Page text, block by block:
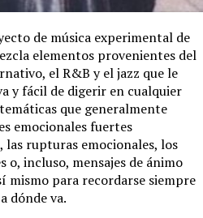
de música experimental de
elementos provenientes del
el R&B y el jazz que le
y fácil de digerir en cualquier
que generalmente
emocionales fuertes
las rupturas emocionales, los
o, incluso, mensajes de ánimo
mismo para recordarse siempre
dónde va.